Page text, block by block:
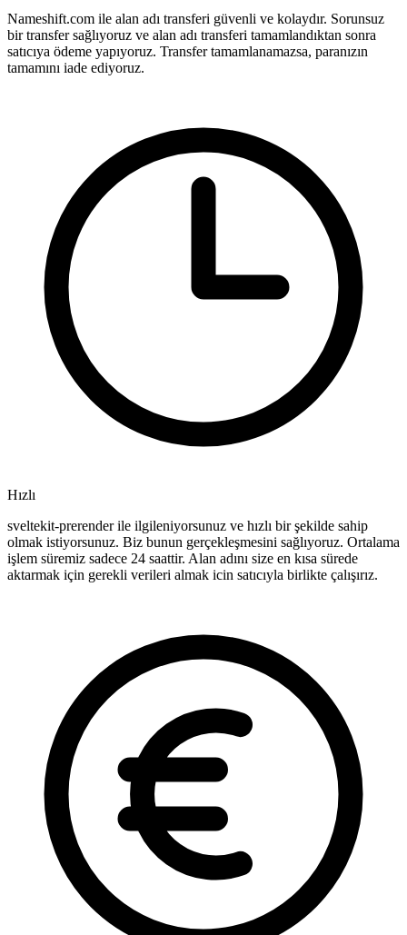
Nameshift.com ile alan adı transferi güvenli ve kolaydır. Sorunsuz
bir transfer sağlıyoruz ve alan adı transferi tamamlandıktan sonra
satıcıya ödeme yapıyoruz. Transfer tamamlanamazsa, paranızın
tamamını iade ediyoruz.
Hızlı
sveltekit-prerender ile ilgileniyorsunuz ve hızlı bir şekilde sahip
olmak istiyorsunuz. Biz bunun gerçekleşmesini sağlıyoruz. Ortalama
işlem süremiz sadece 24 saattir. Alan adını size en kısa sürede
aktarmak için gerekli verileri almak icin satıcıyla birlikte çalışırız.